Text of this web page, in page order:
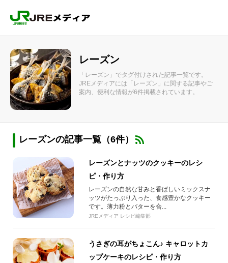
レーズン
「レーズン」でタグ付けされた記事一覧です。
JREメディアには「レーズン」に関する記事やご
案内、便利な情報が6件掲載されています。
レーズンの記事一覧（6件）
レーズンとナッツのクッキーのレシ
ピ・作り方
レーズンの自然な甘みと香ばしいミックスナ
ッツがたっぷり入った、食感豊かなクッキー
です。薄力粉とバターを合...
JREメディア レシピ編集部
うさぎの耳がちょこん♪ キャロットカ
ップケーキのレシピ・作り方